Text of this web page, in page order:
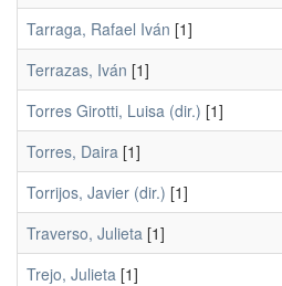
Tarraga, Rafael Iván [1]
Terrazas, Iván [1]
Torres Girotti, Luisa (dir.) [1]
Torres, Daira [1]
Torrijos, Javier (dir.) [1]
Traverso, Julieta [1]
Trejo, Julieta [1]